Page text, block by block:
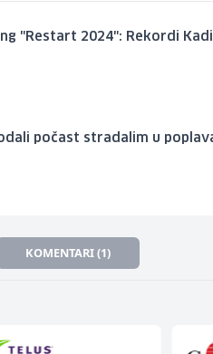
"Restart 2024": Rekordi
počast stradalim u
KOMENTARI (1)